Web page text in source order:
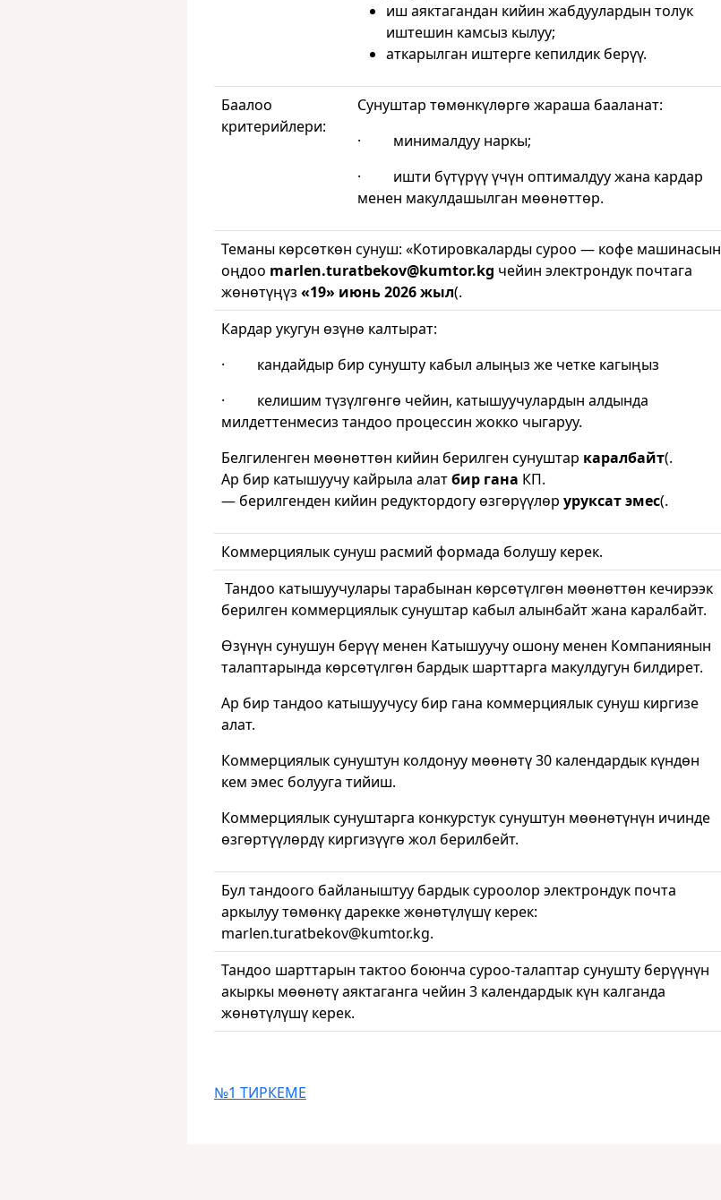
иш аяктагандан кийин жабдуулардын толук
иштешин камсыз кылуу;
аткарылган иштерге кепилдик берүү.
Баалоо
критерийлери:
Сунуштар төмөнкүлөргө жараша бааланат:
· минималдуу наркы;
· ишти бүтүрүү үчүн оптималдуу жана кардар
менен макулдашылган мөөнөттөр.
Теманы көрсөткөн сунуш: «Котировкаларды суроо — кофе машинасын
оңдоо marlen.turatbekov@kumtor.kg чейин электрондук почтага
жөнөтүңүз «19» июнь 2026 жыл(.
Кардар укугун өзүнө калтырат:
· кандайдыр бир сунушту кабыл алыңыз же четке кагыңыз
· келишим түзүлгөнгө чейин, катышуучулардын алдында
милдеттенмесиз тандоо процессин жокко чыгаруу.
Белгиленген мөөнөттөн кийин берилген сунуштар каралбайт(.
Ар бир катышуучу кайрыла алатбир гана КП.
— берилгенден кийин редуктордогу өзгөрүүлөр уруксат эмес(.
Коммерциялык сунуш расмий формада болушу керек.
Тандоо катышуучулары тарабынан көрсөтүлгөн мөөнөттөн кечирээк
берилген коммерциялык сунуштар кабыл алынбайт жана каралбайт.
Өзүнүн сунушун берүү менен Катышуучу ошону менен Компаниянын
талаптарында көрсөтүлгөн бардык шарттарга макулдугун билдирет.
Ар бир тандоо катышуучусу бир гана коммерциялык сунуш киргизе
алат.
Коммерциялык сунуштун колдонуу мөөнөтү 30 календардык күндөн
кем эмес болууга тийиш.
Коммерциялык сунуштарга конкурстук сунуштун мөөнөтүнүн ичинде
өзгөртүүлөрдү киргизүүгө жол берилбейт.
Бул тандоого байланыштуу бардык суроолор электрондук почта
аркылуу төмөнкү дарекке жөнөтүлүшү керек:
marlen.turatbekov@kumtor.kg.
Тандоо шарттарын тактоо боюнча суроо-талаптар сунушту берүүнүн
акыркы мөөнөтү аяктаганга чейин 3 календардык күн калганда
жөнөтүлүшү керек.
№1 ТИРКЕМЕ